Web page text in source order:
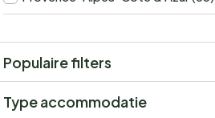
Populaire filters
Type accommodatie